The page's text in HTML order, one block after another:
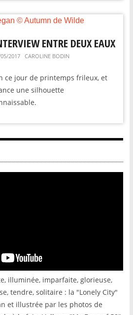
ENTRE DEUX EAUX
2017 CAROLINE BODIN
ce jour de printemps frileux, et
une silhouette
illuminée, imparfaite, glorieuse,
tendre, solitaire : la "Lonely City"
et illustrée par les photos de